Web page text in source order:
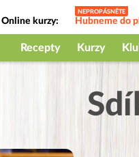
Online kurzy: Hubneme do
Jak na babičky
Recepty Kurzy